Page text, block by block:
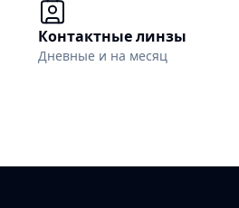
Контактные линзы
Дневные и на месяц